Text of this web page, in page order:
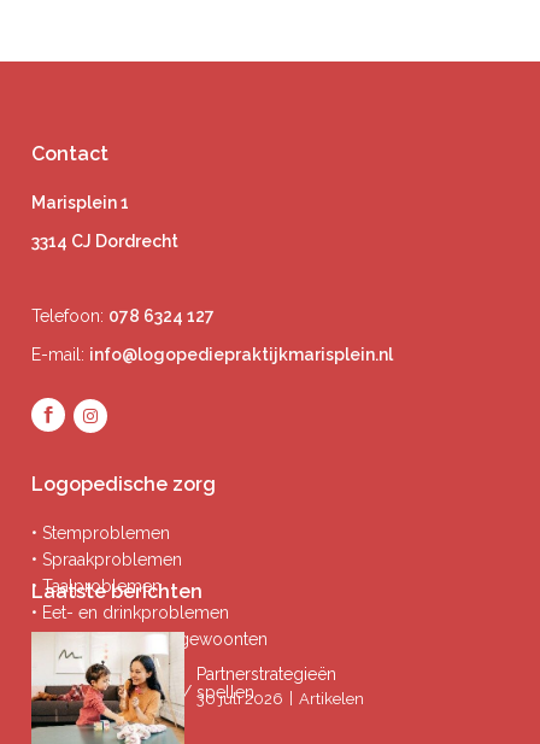
Contact
Marisplein 1
3314 CJ Dordrecht
Telefoon: 078 6324 127
E-mail: info@logopediepraktijkmarisplein.nl
Logopedische zorg
• Stemproblemen
• Spraakproblemen
• Taalproblemen
• Eet- en drinkproblemen
• Afwijkende mondgewoonten
• Ademproblemen
• Problemen lezen / spellen
Laatste berichten
Partnerstrategieën
30 juli 2026 Artikelen